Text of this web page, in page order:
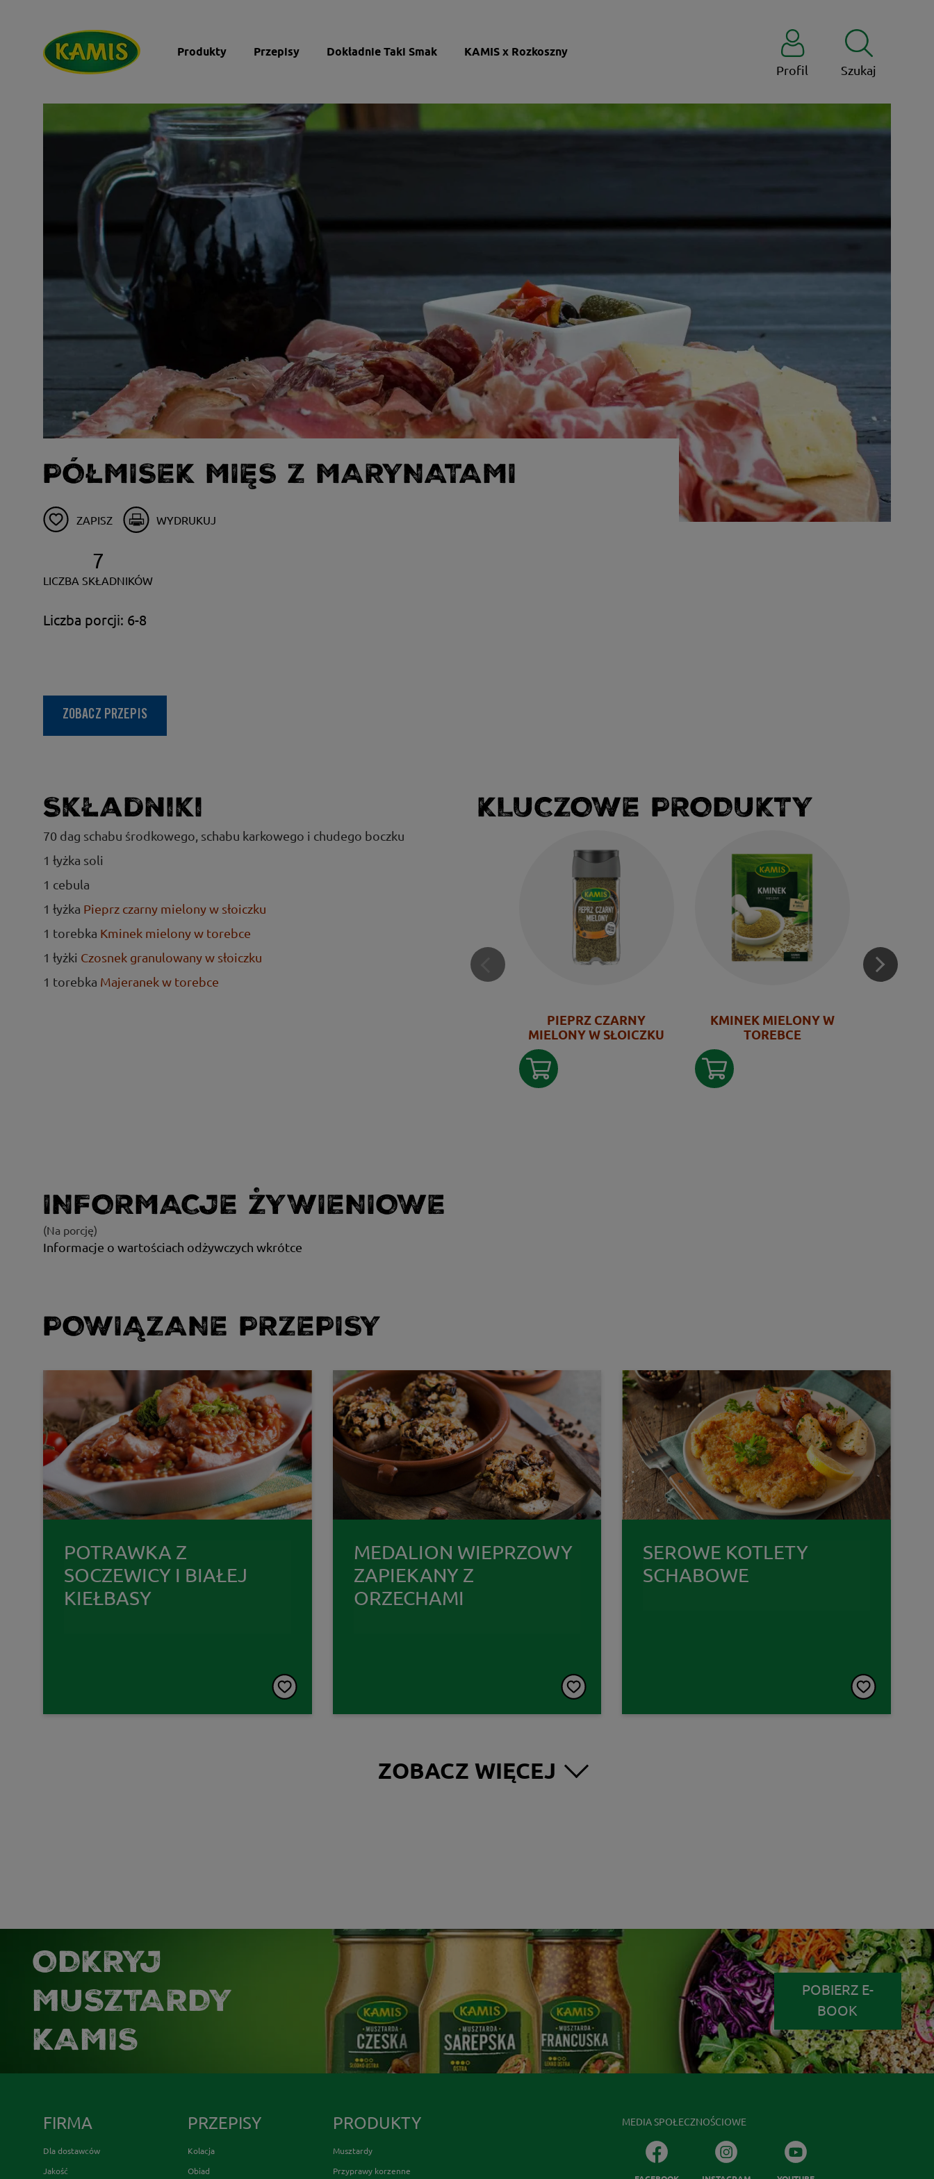
Produkty Przepisy Dokładnie Taki Smak KAMIS x Rozkoszny
Profil Szukaj
PÓŁMISEK MIĘS Z MARYNATAMI
ZAPISZ WYDRUKUJ
7
LICZBA SKŁADNIKÓW
Liczba porcji: 6-8
ZOBACZ PRZEPIS
Składniki
70 dag schabu środkowego, schabu karkowego i chudego boczku
1 łyżka soli
1 cebula
1 łyżka Pieprz czarny mielony w słoiczku
1 torebka Kminek mielony w torebce
1 łyżki Czosnek granulowany w słoiczku
1 torebka Majeranek w torebce
KLUCZOWE PRODUKTY
PIEPRZ CZARNY
MIELONY W SŁOICZKU
KMINEK MIELONY W
TOREBCE
INFORMACJE ŻYWIENIOWE
(Na porcję)
Informacje o wartościach odżywczych wkrótce
POWIĄZANE PRZEPISY
POTRAWKA Z
SOCZEWICY I BIAŁEJ
KIEŁBASY
MEDALION WIEPRZOWY
ZAPIEKANY Z
ORZECHAMI
SEROWE KOTLETY
SCHABOWE
ZOBACZ WIĘCEJ
ODKRYJ
MUSZTARDY
KAMIS
POBIERZ E-
BOOK
FIRMA
Dla dostawców
Jakość
PRZEPISY
Kolacja
Obiad
PRODUKTY
Musztardy
Przyprawy korzenne
MEDIA SPOŁECZNOŚCIOWE